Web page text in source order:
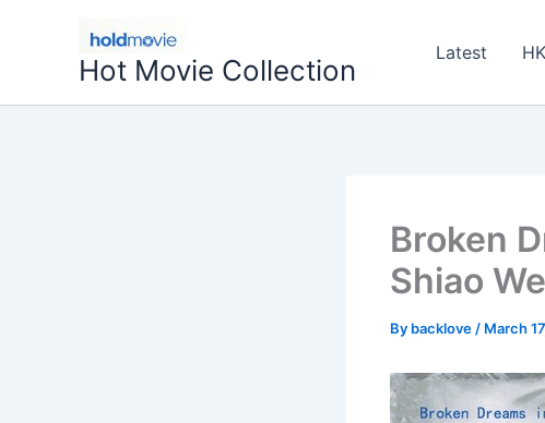
Hot Movie Collection
Latest
Broken
Shiao
By backlove / March